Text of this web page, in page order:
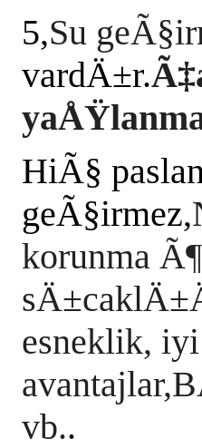
5,Su
vardÄ±r.
HiÃ§
geÃ§irmez,
korunma
esneklik,
vb..